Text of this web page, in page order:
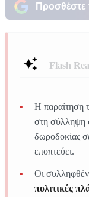
Flash
Η παραίτηση
στη σύλληψη
δωροδοκίας
εποπτεύει.
Οι
πολιτικές